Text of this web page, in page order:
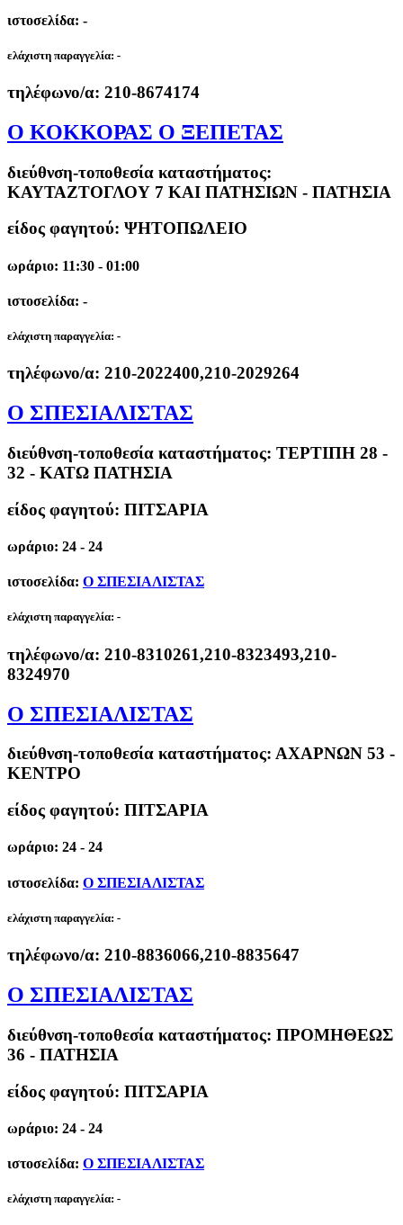
ιστοσελίδα: -
ελάχιστη παραγγελία: -
τηλέφωνο/α: 210-8674174
Ο ΚΟΚΚΟΡΑΣ Ο ΞΕΠΕΤΑΣ
διεύθνση-τοποθεσία καταστήματος:
ΚΑΥΤΑΖΤΟΓΛΟΥ 7 ΚΑΙ ΠΑΤΗΣΙΩΝ - ΠΑΤΗΣΙΑ
είδος φαγητού: ΨΗΤΟΠΩΛΕΙΟ
ωράριο: 11:30 - 01:00
ιστοσελίδα: -
ελάχιστη παραγγελία: -
τηλέφωνο/α: 210-2022400,210-2029264
Ο ΣΠΕΣΙΑΛΙΣΤΑΣ
διεύθνση-τοποθεσία καταστήματος: ΤΕΡΤΙΠΗ 28 -
32 - ΚΑΤΩ ΠΑΤΗΣΙΑ
είδος φαγητού: ΠΙΤΣΑΡΙΑ
ωράριο: 24 - 24
ιστοσελίδα: Ο ΣΠΕΣΙΑΛΙΣΤΑΣ
ελάχιστη παραγγελία: -
τηλέφωνο/α: 210-8310261,210-8323493,210-
8324970
Ο ΣΠΕΣΙΑΛΙΣΤΑΣ
διεύθνση-τοποθεσία καταστήματος: ΑΧΑΡΝΩΝ 53 -
ΚΕΝΤΡΟ
είδος φαγητού: ΠΙΤΣΑΡΙΑ
ωράριο: 24 - 24
ιστοσελίδα: Ο ΣΠΕΣΙΑΛΙΣΤΑΣ
ελάχιστη παραγγελία: -
τηλέφωνο/α: 210-8836066,210-8835647
Ο ΣΠΕΣΙΑΛΙΣΤΑΣ
διεύθνση-τοποθεσία καταστήματος: ΠΡΟΜΗΘΕΩΣ
36 - ΠΑΤΗΣΙΑ
είδος φαγητού: ΠΙΤΣΑΡΙΑ
ωράριο: 24 - 24
ιστοσελίδα: Ο ΣΠΕΣΙΑΛΙΣΤΑΣ
ελάχιστη παραγγελία: -